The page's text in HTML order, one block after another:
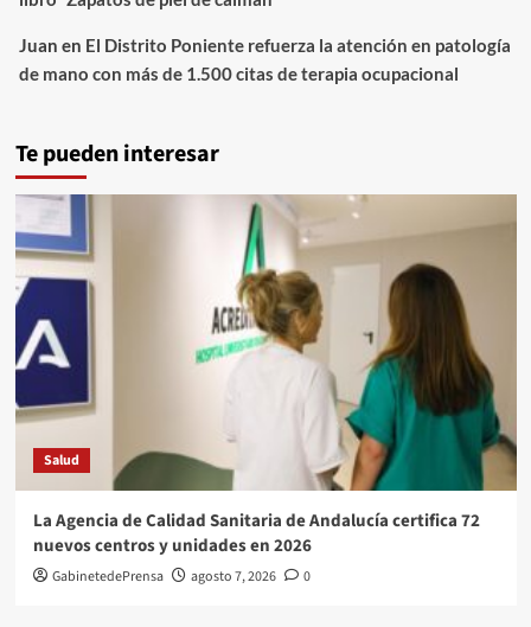
Juan en El Distrito Poniente refuerza la atención en patología
de mano con más de 1.500 citas de terapia ocupacional
Te pueden interesar
Salud
La Agencia de Calidad Sanitaria de Andalucía certifica 72
nuevos centros y unidades en 2026
GabinetedePrensa agosto 7, 2026 0